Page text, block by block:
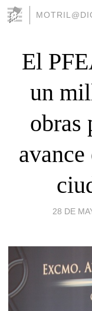
El
un
obras
28 DE